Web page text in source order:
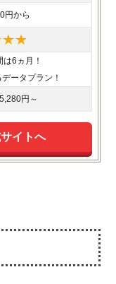
円から
は6ヵ月！
ータプラン！
円～
イトへ